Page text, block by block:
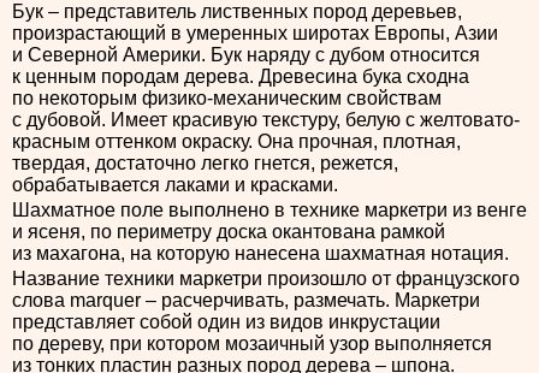
Бук – представитель лиственных пород деревьев,
произрастающий в умеренных широтах Европы, Азии
и Северной Америки. Бук наряду с дубом относится
к ценным породам дерева. Древесина бука сходна
по некоторым физико-механическим свойствам
с дубовой. Имеет красивую текстуру, белую с желтовато-
красным оттенком окраску. Она прочная, плотная,
твердая, достаточно легко гнется, режется,
обрабатывается лаками и красками.
Шахматное поле выполнено в технике маркетри из венге
и ясеня, по периметру доска окантована рамкой
из махагона, на которую нанесена шахматная нотация.
Название техники маркетри произошло от французского
слова marquer – расчерчивать, размечать. Маркетри
представляет собой один из видов инкрустации
по дереву, при котором мозаичный узор выполняется
из тонких пластин разных пород дерева – шпона.